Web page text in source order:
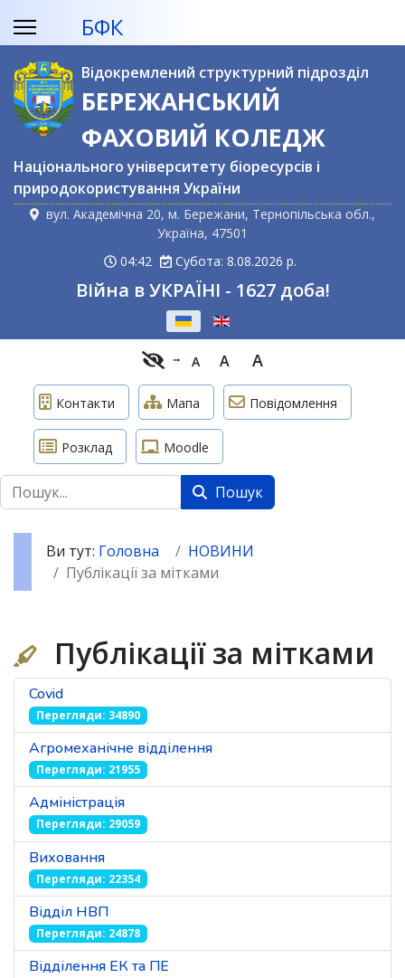
БФК
Відокремлений структурний підрозділ
БЕРЕЖАНСЬКИЙ
ФАХОВИЙ КОЛЕДЖ
Національного університету біоресурсів і
природокористування України
вул. Академічна 20, м. Бережани, Тернопільська обл.,
Україна, 47501
04:42
Субота: 8.08.2026 р.
Війна в УКРАЇНІ - 1627 доба!
A A A
Контакти Мапа Повідомлення
Розклад Moodle
Пошук Пошук
Ви тут: Головна
НОВИНИ
Публікації за мітками
Публікації за мітками
Covid
Перегляди: 34890
Агромеханічне відділення
Перегляди: 21955
Адміністрація
Перегляди: 29059
Виховання
Перегляди: 22354
Відділ НВП
Перегляди: 24878
Відділення ЕК та ПЕ